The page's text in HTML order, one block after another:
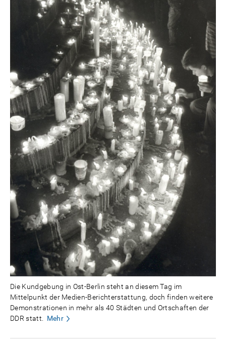
Die Kundgebung in Ost-Berlin steht an diesem Tag im
Mittelpunkt der Medien-Berichterstattung, doch finden weitere
Demonstrationen in mehr als 40 Städten und Ortschaften der
DDR statt. Mehr